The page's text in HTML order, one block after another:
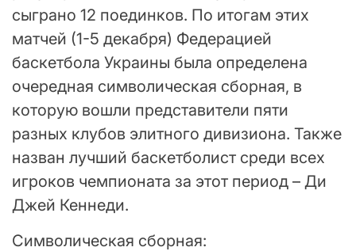
сыграно 12 поединков. По итогам этих
матчей (1-5 декабря) Федерацией
баскетбола Украины была определена
очередная символическая сборная, в
которую вошли представители пяти
разных клубов элитного дивизиона. Также
назван лучший баскетболист среди всех
игроков чемпионата за этот период – Ди
Джей Кеннеди.
Символическая сборная: